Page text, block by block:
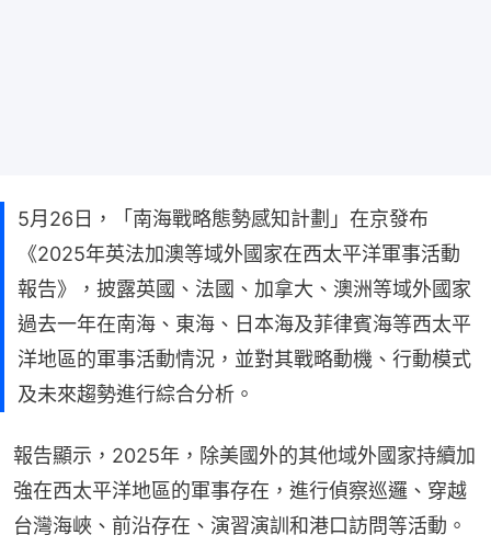
5月26日，「南海戰略態勢感知計劃」在京發布
《2025年英法加澳等域外國家在西太平洋軍事活動
報告》，披露英國、法國、加拿大、澳洲等域外國家
過去一年在南海、東海、日本海及菲律賓海等西太平
洋地區的軍事活動情況，並對其戰略動機、行動模式
及未來趨勢進行綜合分析。
報告顯示，2025年，除美國外的其他域外國家持續加
強在西太平洋地區的軍事存在，進行偵察巡邏、穿越
台灣海峽、前沿存在、演習演訓和港口訪問等活動。